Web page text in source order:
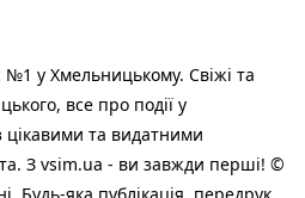
у Хмельницькому. Свіжі та
все про події у
та видатними
З vsim.ua - ви завжди перші! ©
Будь-яка публiкацiя, передрук